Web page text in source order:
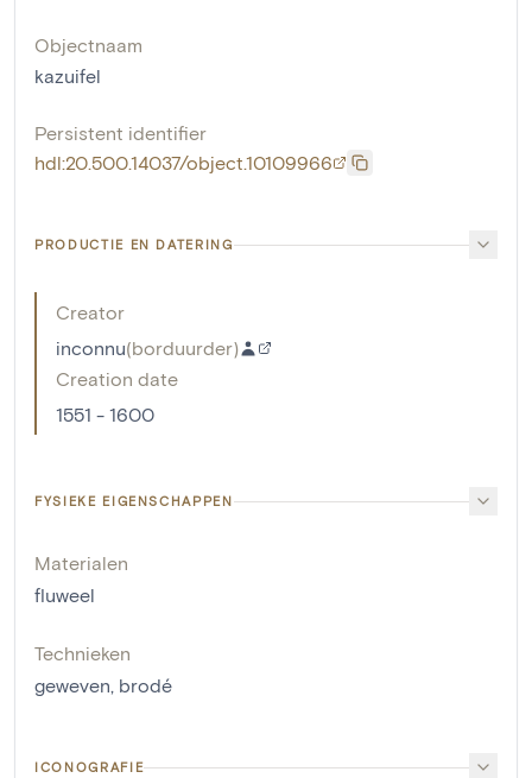
Objectnaam
kazuifel
Persistent identifier
hdl:20.500.14037/object.10109966
PRODUCTIE EN DATERING
Creator
inconnu(borduurder)
Creation date
1551 - 1600
FYSIEKE EIGENSCHAPPEN
Materialen
fluweel
Technieken
geweven, brodé
ICONOGRAFIE